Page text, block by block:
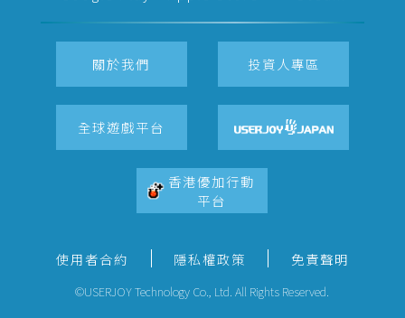
關於我們 投資人專區
全球遊戲平台
香港優加行動
平台
使用者合約 隱私權政策 免責聲明
©USERJOY Technology Co., Ltd. All Rights Reserved.